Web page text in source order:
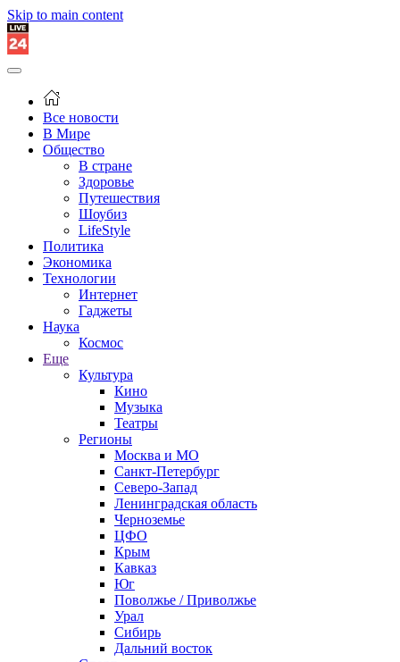
Skip to main content
Все новости
В Мире
Общество
В стране
Здоровье
Путешествия
Шоубиз
LifeStyle
Политика
Экономика
Технологии
Интернет
Гаджеты
Наука
Космос
Еще
Культура
Кино
Музыка
Театры
Регионы
Москва и МО
Санкт-Петербург
Северо-Запад
Ленинградская область
Черноземье
ЦФО
Крым
Кавказ
Юг
Поволжье / Приволжье
Урал
Сибирь
Дальний восток